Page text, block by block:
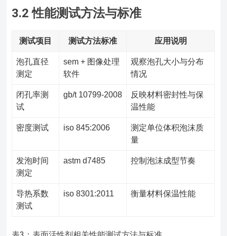
3.2 性能测试方法与标准
测试项目 测试方法标准 应用说明
泡孔直径
测定
sem + 图像处理
软件
观察泡孔大小与分布
情况
闭孔率测
试
gb/t 10799-2008
反映材料密封性与保
温性能
密度测试 iso 845:2006
测定单位体积泡沫质
量
发泡时间
测定
astm d7485 控制泡沫成型节奏
导热系数
测试
iso 8301:2011 衡量材料保温性能